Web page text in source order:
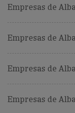
Empresas de
Empresas de
Empresas de
Empresas de